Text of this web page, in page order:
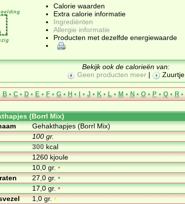
Calorie waarden
Extra calorie informatie
Ingrediënten
Allergie informatie
Producten met dezelfde energiewaarde
Bekijk ook de calorieën van:
Geen producten meer | Zuurtje
B • C • D • E • F • G • H • I • J • K • L • M • N • O • P • Q • R •
(Borrl Mix)
Gehakthapjes (Borrl Mix)
100 gr.
300kcal
1260 kjoule
10,0 gr.•
27,0 gr.•
17,0 gr.•
1,0 gr.•